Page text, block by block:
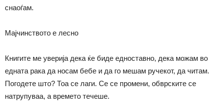
снаоѓам.
Мајчинството е лесно
Книгите ме уверија дека ќе биде едноставно, дека можам во
едната рака да носам бебе и да го мешам ручекот, да читам.
Погодете што? Тоа се лаги. Се се промени, обврските се
натрупуваа, а времето течеше.